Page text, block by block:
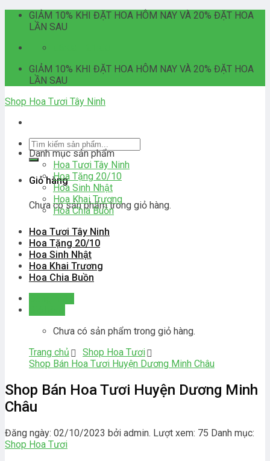
Skip
GIẢM 10% KHI ĐẶT HOA HÔM NAY VÀ 20% ĐẶT HOA
LẦN SAU
GIẢM 10% KHI ĐẶT HOA HÔM NAY VÀ 20% ĐẶT HOA
LẦN SAU
Shop Hoa Tươi Tây Ninh
Tìm
kiếm:
Giỏ hàng
Chưa có sản phẩm trong giỏ hàng.
Danh mục sản phẩm
Hoa Tươi Tây Ninh
Hoa Tặng 20/10
Hoa Sinh Nhật
Hoa Khai Trương
Hoa Chia Buồn
Hoa Tươi Tây Ninh
Hoa Tặng 20/10
Hoa Sinh Nhật
Hoa Khai Trương
Hoa Chia Buồn
Chưa có sản phẩm trong giỏ hàng.
Trang chủ
Shop Hoa Tươi
Shop Bán Hoa Tươi Huyện Dương Minh Châu
Shop Bán Hoa Tươi Huyện Dương Minh
Châu
Đăng ngày: 02/10/2023 bởi admin. Lượt xem: 75 Danh mục:
Shop Hoa Tươi